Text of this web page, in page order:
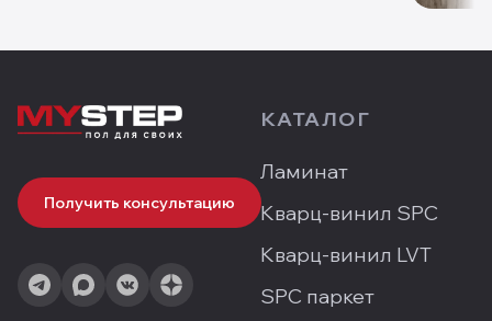
Получить консультацию
КАТАЛОГ
Ламинат
Кварц-винил SPC
Кварц-винил LVT
SPC паркет